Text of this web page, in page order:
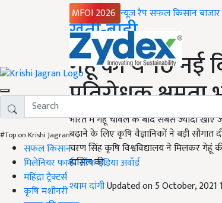
MFOI 2026 न्यूज़ रैपसफल किसानबाजार
#Top on Krishi Jagran
सफल किसान
मिलेनियर फार्मर ऑफ इंडिया अवॉर्ड
महिंद्रा ट्रैक्टर्स
कृषि मशीनरी
Home
खेती-बाड़ी
गेहूं की ये 10 नई
प्रतिरोधक
भारत में गेहूं चावल के बाद सबसे ज्यादा खाए
बढ़ाने के लिए कृषि वैज्ञानिकों ने बड़ी
चरण सिंह कृषि विश्वविद्यालय ने मिलकर
हासिल की.
श्याम दांगीUpdated on 5 October, 2021